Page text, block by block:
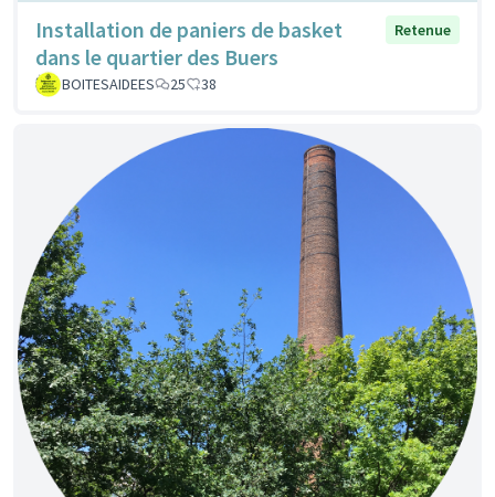
Installation de paniers de basket
dans le quartier des Buers
Retenue
BOITESAIDEES 25 38